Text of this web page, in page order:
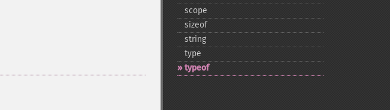
scope
sizeof
string
type
typeof